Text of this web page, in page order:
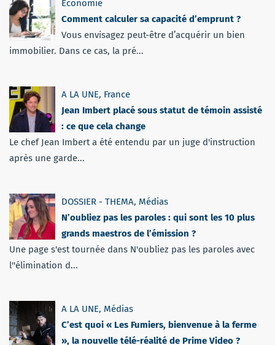
Economie
Comment calculer sa capacité d’emprunt ?
Vous envisagez peut-être d’acquérir un bien
immobilier. Dans ce cas, la pré...
A LA UNE, France
Jean Imbert placé sous statut de témoin assisté
: ce que cela change
Le chef Jean Imbert a été entendu par un juge d'instruction
après une garde...
DOSSIER - THEMA, Médias
N’oubliez pas les paroles : qui sont les 10 plus
grands maestros de l’émission ?
Une page s'est tournée dans N'oubliez pas les paroles avec
l''élimination d...
A LA UNE, Médias
C’est quoi « Les Fumiers, bienvenue à la ferme
», la nouvelle télé-réalité de Prime Video ?